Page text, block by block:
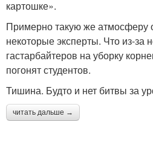
картошке».
Примерно такую же атмосферу
некоторые эксперты. Что из-за
гастарбайтеров на уборку
погонят студентов.
Тишина. Будто и нет битвы за
читать дальше →